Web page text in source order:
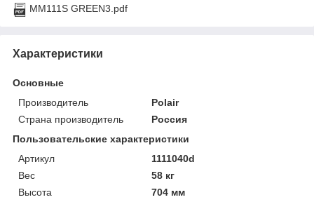
MM111S GREEN3.pdf
Характеристики
Основные
Производитель
Polair
Страна производитель
Россия
Пользовательские характеристики
Артикул
1111040d
Вес
58 кг
Высота
704 мм